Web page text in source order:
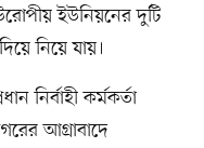
ইউনিয়নের দুটি
নিয়ে যায়।
নির্বাহী কর্মকর্তা
আগ্রাবাদে